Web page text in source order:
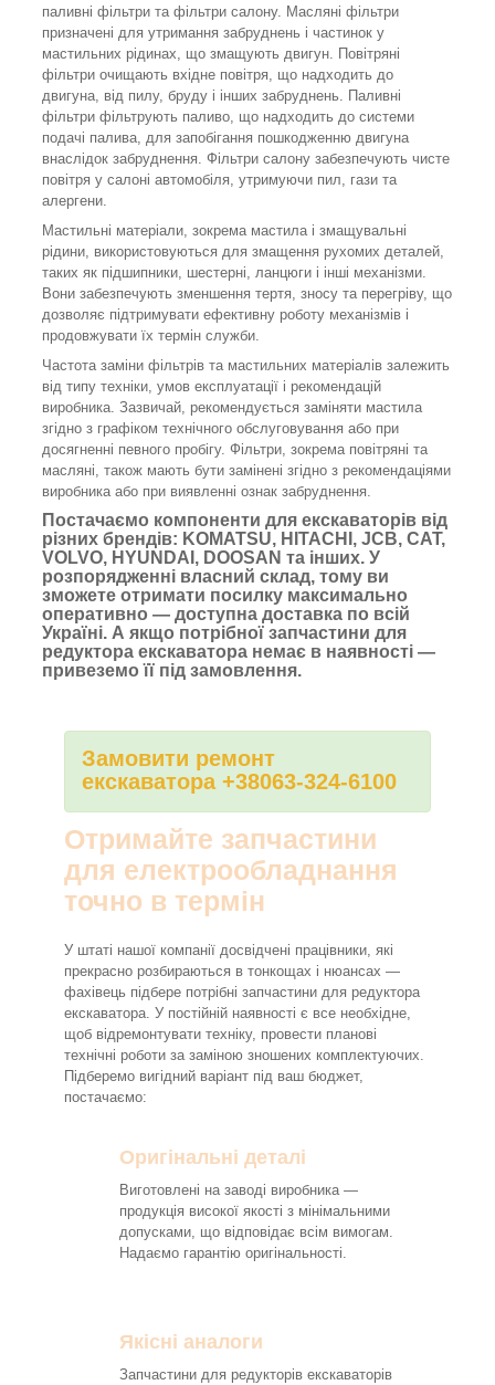
паливні фільтри та фільтри салону. Масляні фільтри
призначені для утримання забруднень і частинок у
мастильних рідинах, що змащують двигун. Повітряні
фільтри очищають вхідне повітря, що надходить до
двигуна, від пилу, бруду і інших забруднень. Паливні
фільтри фільтрують паливо, що надходить до системи
подачі палива, для запобігання пошкодженню двигуна
внаслідок забруднення. Фільтри салону забезпечують чисте
повітря у салоні автомобіля, утримуючи пил, гази та
алергени.
Мастильні матеріали, зокрема мастила і змащувальні
рідини, використовуються для змащення рухомих деталей,
таких як підшипники, шестерні, ланцюги і інші механізми.
Вони забезпечують зменшення тертя, зносу та перегріву, що
дозволяє підтримувати ефективну роботу механізмів і
продовжувати їх термін служби.
Частота заміни фільтрів та мастильних матеріалів залежить
від типу техніки, умов експлуатації і рекомендацій
виробника. Зазвичай, рекомендується заміняти мастила
згідно з графіком технічного обслуговування або при
досягненні певного пробігу. Фільтри, зокрема повітряні та
масляні, також мають бути замінені згідно з рекомендаціями
виробника або при виявленні ознак забруднення.
Постачаємо компоненти для екскаваторів від
різних брендів: KOMATSU, HITACHI, JCB, CAT,
VOLVO, HYUNDAI, DOOSAN та інших. У
розпорядженні власний склад, тому ви
зможете отримати посилку максимально
оперативно — доступна доставка по всій
Україні. А якщо потрібної запчастини для
редуктора екскаватора немає в наявності —
привеземо її під замовлення.
Замовити ремонт
екскаватора +38063-324-6100
Отримайте запчастини
для електрообладнання
точно в термін
У штаті нашої компанії досвідчені працівники, які
прекрасно розбираються в тонкощах і нюансах —
фахівець підбере потрібні запчастини для редуктора
екскаватора. У постійній наявності є все необхідне,
щоб відремонтувати техніку, провести планові
технічні роботи за заміною зношених комплектуючих.
Підберемо вигідний варіант під ваш бюджет,
постачаємо:
Оригінальні деталі
Виготовлені на заводі виробника —
продукція високої якості з мінімальними
допусками, що відповідає всім вимогам.
Надаємо гарантію оригінальності.
Якісні аналоги
Запчастини для редукторів екскаваторів